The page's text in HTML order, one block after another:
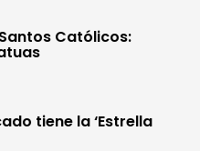
Católicos:
tiene la ‘Estrella